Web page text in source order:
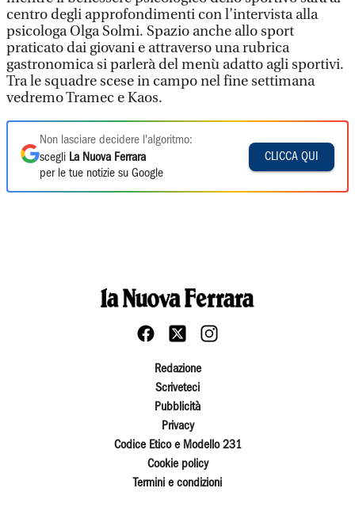
centro degli approfondimenti con l’intervista alla
psicologa Olga Solmi. Spazio anche allo sport
praticato dai giovani e attraverso una rubrica
gastronomica si parlerà del menù adatto agli sportivi.
Tra le squadre scese in campo nel fine settimana
vedremo Tramec e Kaos.
Non lasciare decidere l'algoritmo:
scegli La Nuova Ferrara
per le tue notizie su Google
CLICCA QUI
Redazione
Scriveteci
Pubblicità
Privacy
Codice Etico e Modello 231
Cookie policy
Termini e condizioni